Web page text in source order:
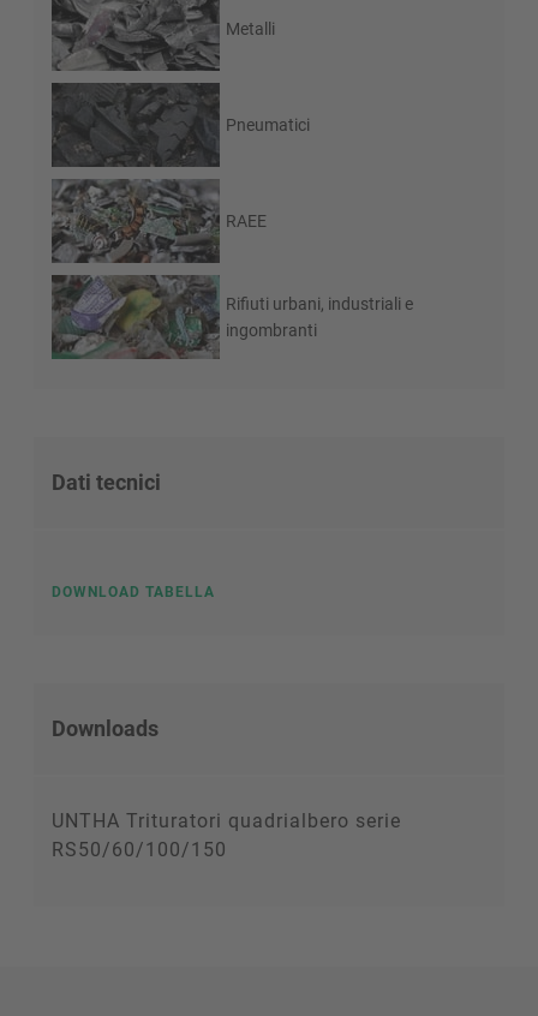
Metalli
Pneumatici
RAEE
Rifiuti urbani, industriali e
ingombranti
Dati tecnici
DOWNLOAD TABELLA
Downloads
UNTHA Trituratori quadrialbero serie
RS50/60/100/150